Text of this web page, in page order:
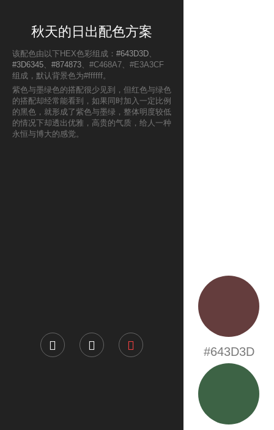
秋天的日出配色方案
该配色由以下HEX色彩组成： #643D3D、
#3D6345、 #874873、#C468A7、#E3A3CF
组成，默认背景色为#ffffff。
紫色与墨绿色的搭配很少见到，但红色与绿色
的搭配却经常能看到，如果同时加入一定比例
的黑色，就形成了紫色与墨绿，整体明度较低
的情况下却透出优雅，高贵的气质，给人一种
永恒与博大的感觉。
#643D3D